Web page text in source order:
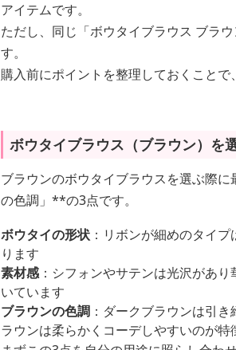
アイテムです。
ただし、同じ「ボウタイブラウス ブラ
す。
購入前にポイントを整理しておくことで
ボウタイブラウス（ブラウン）を
ブラウンのボウタイブラウスを選ぶ際
の色調」**の3点です。
ボウタイの形状 ：リボンが細めのタイ
ります
素材感：シフォンやサテンは光沢があ
いています
ブラウンの色調 ：ダークブラウンは引
ラウンは柔らかくコーデしやすいのが特